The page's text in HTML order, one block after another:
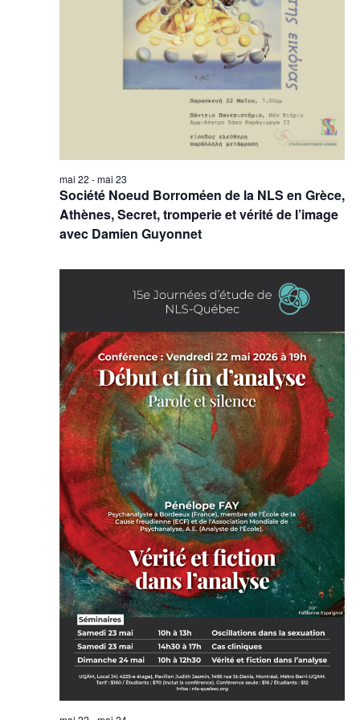
Société Noeud Borroméen de la NLS en Grèce,
Athènes, Secret, tromperie et vérité de l’image
avec Damien Guyonnet
mai 22 -mai 23